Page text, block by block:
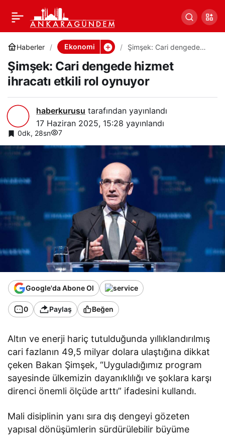
Haberler Ekonomi
Şimşek: Cari dengede
oynuyor
Şimşek: Cari dengede hizmet
ihracatı etkili rol oynuyor
haberkurusu tarafından yayınlandı
17 Haziran 2025, 15:28 yayınlandı
0dk, 28sn 7
Google'da Abone Ol
0 Paylaş Beğen
Altın ve enerji hariç tutulduğunda yıllıklandırılmış
cari fazlanın 49,5 milyar dolara ulaştığına dikkat
çeken Bakan Şimşek, “Uyguladığımız program
sayesinde ülkemizin dayanıklılığı ve şoklara karşı
direnci önemli ölçüde arttı” ifadesini kullandı.
Mali disiplinin yanı sıra dış dengeyi gözeten
yapısal dönüşümlerin sürdürülebilir büyüme
Şimşek: Cari dengede
hizmet ihracatı etkili rol
oynuyor
0 Paylaş